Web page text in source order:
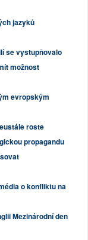
jazyků
se vystupňovalo
možnost
evropským
roste
propagandu
o konfliktu na
Mezinárodní den